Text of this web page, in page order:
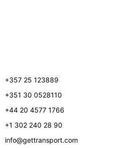
+357 25 123889
+351 30 0528110
+44 20 4577 1766
+1 302 240 28 90
info@gettransport.com